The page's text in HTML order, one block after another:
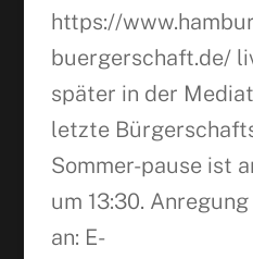
https://
buergerschaft.de/
später in der
letzte
Sommer-pause ist
um 13:30.
an: E-